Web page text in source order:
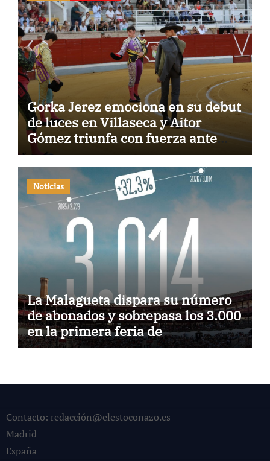
Gorka Jerez emociona en su debut
de luces en Villaseca y Aitor
Gómez triunfa con fuerza ante
una gran novillada de Montealto
Noticias
La Malagueta dispara su número
de abonados y sobrepasa los 3.000
en la primera feria de
Tauroemoción
Contacto: redacción@elestoconazo.es
Madrid
España